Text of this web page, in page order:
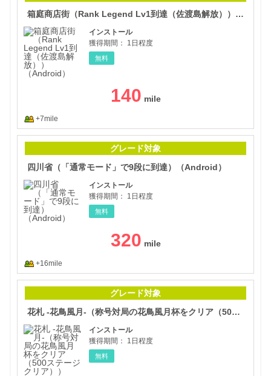
箱庭商店街（Rank Legend Lv1到達（佐渡島解放））（Android）
インストール
獲得期間：
1日程度
無料
140
+7mile
グレード対象
四川省（「通常モード」で9段に到達）（Android）
インストール
獲得期間：
1日程度
無料
320
+16mile
グレード対象
花札 -花鳥風月-（称号対局の花鳥風月杯をクリア（500ステージクリア））（Android）
インストール
獲得期間：
1日程度
無料